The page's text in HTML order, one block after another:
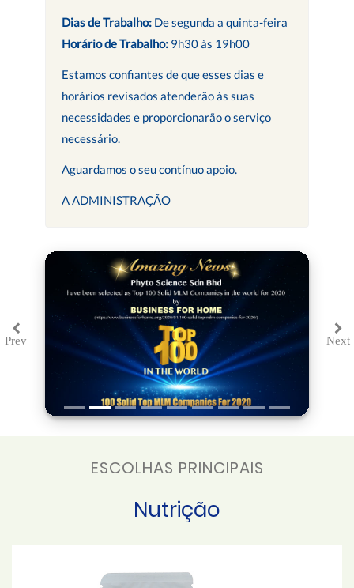
Dias de Trabalho:De segunda a quinta-feira
Horário de Trabalho: 9h30 às 19h00
Estamos confiantes de que esses dias e
horários revisados atenderão às suas
necessidades e proporcionarão o serviço
necessário.
Aguardamos o seu contínuo apoio.
A ADMINISTRAÇÃO
PrevPrevious Next
ESCOLHAS PRINCIPAIS
Nutrição